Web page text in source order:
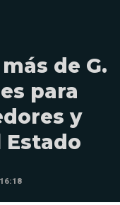
de G.
para
y
Estado